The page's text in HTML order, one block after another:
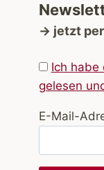
→ jetzt
Ich habe
gelesen
E-Mail-